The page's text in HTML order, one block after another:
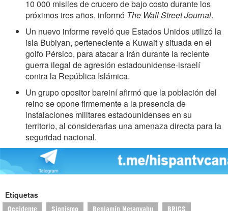
10 000 misiles de crucero de bajo costo durante los
próximos tres años, informó The Wall Street Journal.
Un nuevo informe reveló que Estados Unidos utilizó la
isla Bubiyan, perteneciente a Kuwait y situada en el
golfo Pérsico, para atacar a Irán durante la reciente
guerra ilegal de agresión estadounidense-israelí
contra la República Islámica.
Un grupo opositor bareiní afirmó que la población del
reino se opone firmemente a la presencia de
instalaciones militares estadounidenses en su
territorio, al considerarlas una amenaza directa para la
seguridad nacional.
Etiquetas
Occidente Sionismo Benjamín Netanyahu BRICS